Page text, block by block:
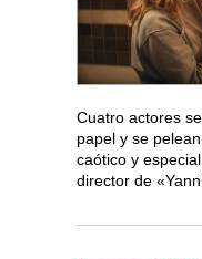
Cuatro actores
papel y se
caótico y
director de